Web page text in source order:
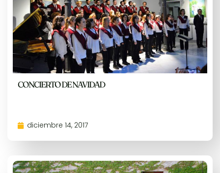
CONCIERTO DE NAVIDAD
diciembre 14, 2017